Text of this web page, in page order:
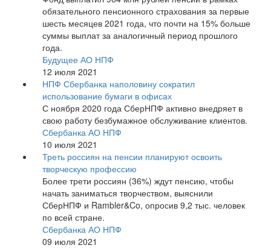
обязательного пенсионного страхования за первые
шесть месяцев 2021 года, что почти на 15% больше
суммы выплат за аналогичный период прошлого
года.
Будущее АО НПФ
12 июля 2021
НПФ Сбербанка наполовину сократил
использование бумаги в офисах
С ноября 2020 года СберНПФ активно внедряет в
свою работу безбумажное обслуживание клиентов.
Сбербанка АО НПФ
10 июля 2021
Треть россиян на пенсии планируют освоить
творческую профессию
Более трети россиян (36%) ждут пенсию, чтобы
начать заниматься творчеством, выяснили
СберНПФ и Rambler&Co, опросив 9,2 тыс. человек
по всей стране.
Сбербанка АО НПФ
09 июля 2021